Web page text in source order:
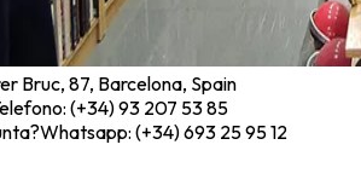
Bruc, 87, Barcelona, Spain
(+34) 93 207 53 85
Whatsapp: (+34) 693 25 95 12